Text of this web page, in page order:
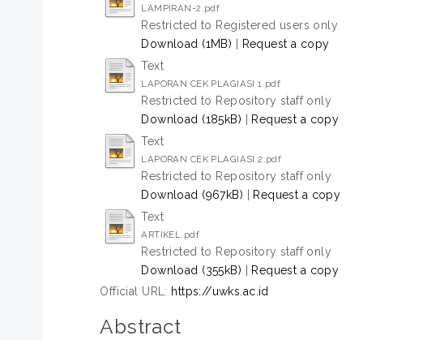
LAMPIRAN-2.pdf
Restricted to Registered users only
Download (1MB)
Request a copy
Text
LAPORAN CEK PLAGIASI 1.pdf
Restricted to Repository staff only
Download (185kB)
Request a copy
Text
LAPORAN CEK PLAGIASI 2.pdf
Restricted to Repository staff only
Download (967kB)
Request a copy
Text
ARTIKEL.pdf
Restricted to Repository staff only
Download (355kB)
Request a copy
Official URL: https://uwks.ac.id
Abstract